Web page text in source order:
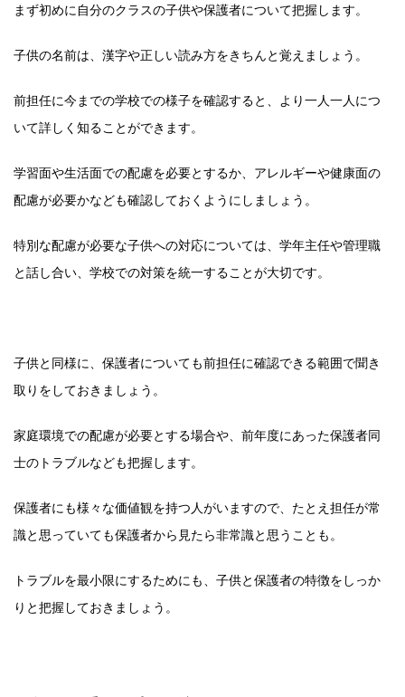
まず初めに自分のクラスの子供や保護者について把握します。
子供の名前は、漢字や正しい読み方をきちんと覚えましょう。
前担任に今までの学校での様子を確認すると、より一人一人につ
いて詳しく知ることができます。
学習面や生活面での配慮を必要とするか、アレルギーや健康面の
配慮が必要かなども確認しておくようにしましょう。
特別な配慮が必要な子供への対応については、学年主任や管理職
と話し合い、学校での対策を統一することが大切です。
子供と同様に、保護者についても前担任に確認できる範囲で聞き
取りをしておきましょう。
家庭環境での配慮が必要とする場合や、前年度にあった保護者同
士のトラブルなども把握します。
保護者にも様々な価値観を持つ人がいますので、たとえ担任が常
識と思っていても保護者から見たら非常識と思うことも。
トラブルを最小限にするためにも、子供と保護者の特徴をしっか
りと把握しておきましょう。